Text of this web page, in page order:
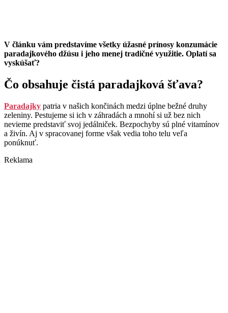
V článku vám predstavíme všetky úžasné prínosy konzumácie
paradajkového džúsu i jeho menej tradičné využitie. Oplatí sa
vyskúšať?
Čo obsahuje čistá paradajková šťava?
Paradajky patria v našich končinách medzi úplne bežné druhy
zeleniny. Pestujeme si ich v záhradách a mnohí si už bez nich
nevieme predstaviť svoj jedálniček. Bezpochyby sú plné vitamínov
a živín. Aj v spracovanej forme však vedia toho telu veľa
ponúknuť.
Reklama